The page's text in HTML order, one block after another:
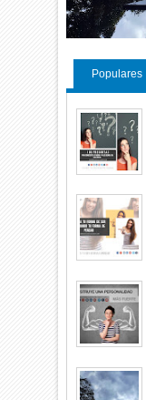
Populares